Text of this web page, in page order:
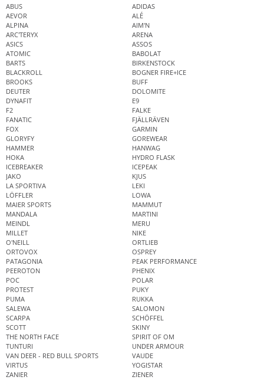
ABUS
ADIDAS
AEVOR
ALÉ
ALPINA
AIM'N
ARC'TERYX
ARENA
ASICS
ASSOS
ATOMIC
BABOLAT
BARTS
BIRKENSTOCK
BLACKROLL
BOGNER FIRE+ICE
BROOKS
BUFF
DEUTER
DOLOMITE
DYNAFIT
E9
F2
FALKE
FANATIC
FJÄLLRÄVEN
FOX
GARMIN
GLORYFY
GOREWEAR
HAMMER
HANWAG
HOKA
HYDRO FLASK
ICEBREAKER
ICEPEAK
JAKO
KJUS
LA SPORTIVA
LEKI
LÖFFLER
LOWA
MAIER SPORTS
MAMMUT
MANDALA
MARTINI
MEINDL
MERU
MILLET
NIKE
O'NEILL
ORTLIEB
ORTOVOX
OSPREY
PATAGONIA
PEAK PERFORMANCE
PEEROTON
PHENIX
POC
POLAR
PROTEST
PUKY
PUMA
RUKKA
SALEWA
SALOMON
SCARPA
SCHÖFFEL
SCOTT
SKINY
THE NORTH FACE
SPIRIT OF OM
TUNTURI
UNDER ARMOUR
VAN DEER - RED BULL SPORTS
VAUDE
VIRTUS
YOGISTAR
ZANIER
ZIENER